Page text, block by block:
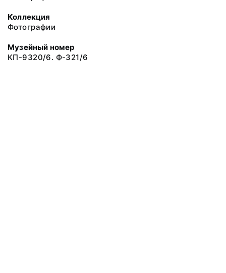
Коллекция
Фотографии
Музейный номер
КП-9320/6. Ф-321/6